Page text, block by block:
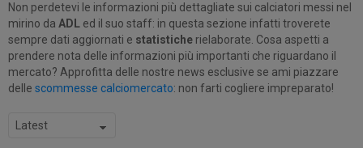
Non perdetevi le informazioni più dettagliate sui calciatori messi nel
mirino da ADL ed il suo staff: in questa sezione infatti troverete
sempre dati aggiornati e statistiche rielaborate. Cosa aspetti a
prendere nota delle informazioni più importanti che riguardano il
mercato? Approfitta delle nostre news esclusive se ami piazzare
delle scommesse calciomercato: non farti cogliere impreparato!